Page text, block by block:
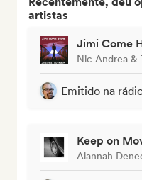
artistas
Jimi Come
Nic Andrea &
Emitido na
Keep on
Alannah